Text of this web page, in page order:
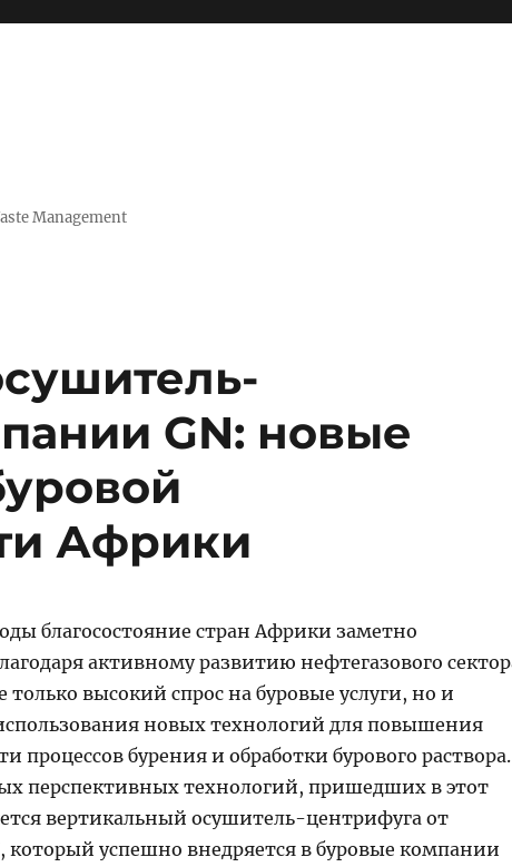
Management
GN: новые
Африки
благосостояние стран Африки заметно
активному развитию нефтегазового
только высокий спрос на буровые услуги, но и
новых технологий для повышения
процессов бурения и обработки бурового раствора.
перспективных технологий, пришедших в этот
вертикальный осушитель-центрифуга от
который успешно внедряется в буровые компании